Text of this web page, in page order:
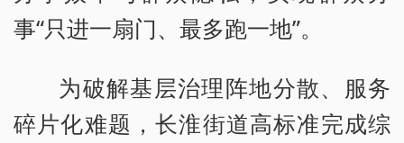
事“只进一扇门、最多跑一地”。
为破解基层治理阵地分散、服务
碎片化难题，长淮街道高标准完成综